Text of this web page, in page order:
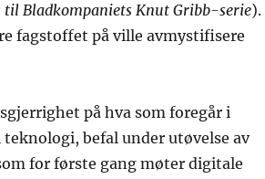
Bladkompaniets Knut Gribb-serie).
fagstoffet på ville avmystifisere
på hva som foregår i
befal under utøvelse av
for første gang møter digitale